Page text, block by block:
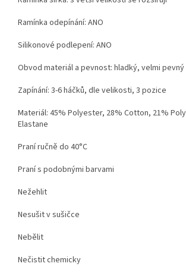
Ramínka odepínání: ANO
Silikonové podlepení: ANO
Obvod materiál a pevnost: hladký, velmi
Zapínání: 3-6 háčků, dle velikosti, 3 pozice
Materiál: 45% Polyester, 28% Cotton, 21%
Elastane
Praní ručně do 40°C
Praní s podobnými barvami
Nežehlit
Nesušit v sušičce
Nebělit
Nečistit chemicky